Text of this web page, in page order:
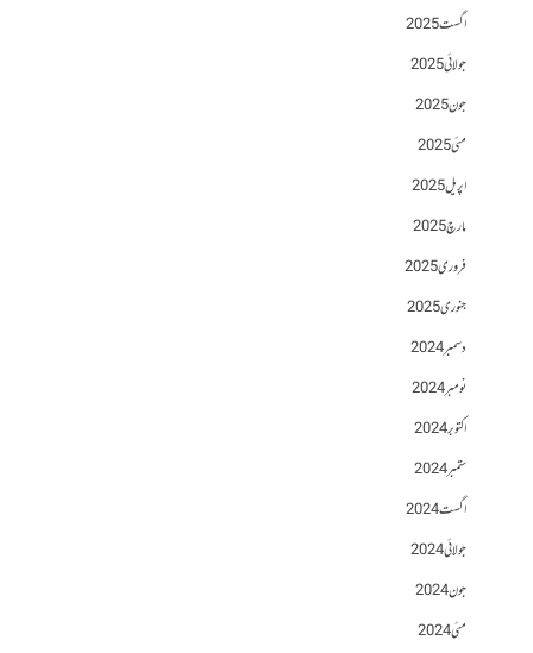
اگست 2025
جولائی 2025
جون 2025
مئی 2025
اپریل 2025
مارچ 2025
فروری 2025
جنوری 2025
دسمبر 2024
نومبر 2024
اکتوبر 2024
ستمبر 2024
اگست 2024
جولائی 2024
جون 2024
مئی 2024